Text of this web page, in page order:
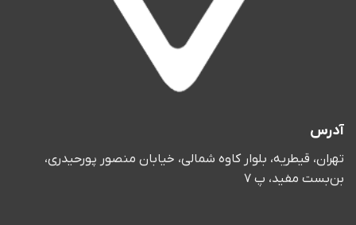
آدرس
تهران، قیطریه، بلوار کاوه شمالی، خیابان منصور پورحیدری،
بن‌بست مفید، پ 7